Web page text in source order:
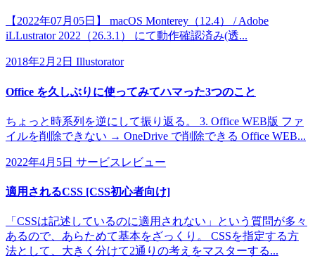
【2022年07月05日】 macOS Monterey（12.4） / Adobe
iLLustrator 2022（26.3.1） にて動作確認済み(透...
2018年2月2日 Illustorator
Office を久しぶりに使ってみてハマった3つのこと
ちょっと時系列を逆にして振り返る。 3. Office WEB版 ファ
イルを削除できない → OneDrive で削除できる Office WEB...
2022年4月5日 サービスレビュー
適用されるCSS [CSS初心者向け]
「CSSは記述しているのに適用されない」という質問が多々
あるので、あらためて基本をざっくり。 CSSを指定する方
法として、大きく分けて2通りの考えをマスターする...